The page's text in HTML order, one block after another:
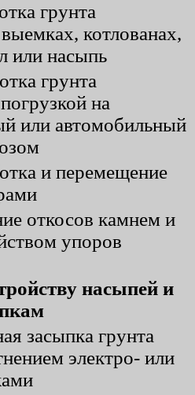
грунта
котлованах,
или насыпь
грунта
на
или автомобильный
и перемещение
откосов камнем и
упоров
насыпей и
засыпка грунта
электро- или